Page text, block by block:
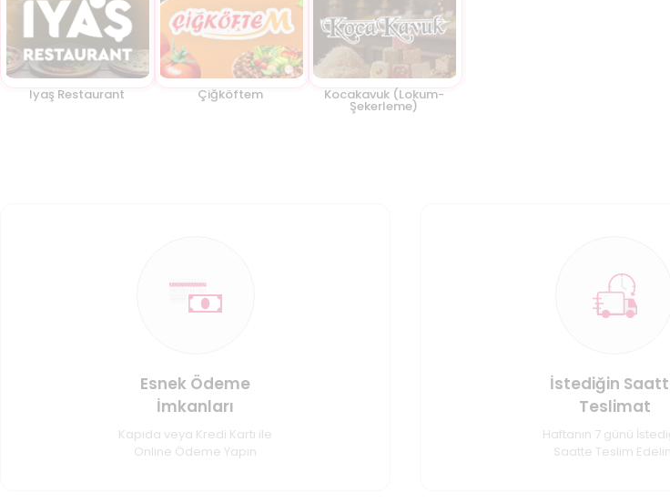
Iyaş Restaurant Çiğköftem Kocakavuk (Lokum-
Şekerleme)
Esnek Ödeme
İmkanları
Kapıda veya Kredi Kartı ile
Online Ödeme Yapın
İstediğin
Teslimat
Haftanın 7 günü
Saatte Teslim